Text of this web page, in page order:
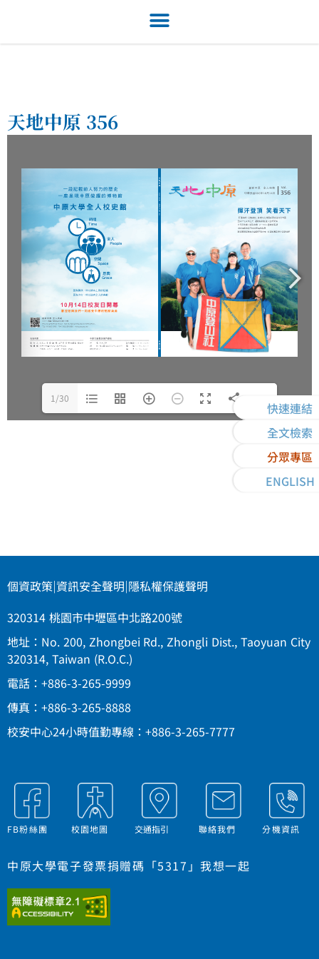
快速連結
全文檢索
分眾專區
ENGLISH
天地中原 356
1/30
個資政策|資訊安全聲明|隱私權保護聲明
320314 桃園市中壢區中北路200號
地址：No. 200, Zhongbei Rd., Zhongli Dist., Taoyuan City
320314, Taiwan (R.O.C.)
電話：+886-3-265-9999
傳真：+886-3-265-8888
校安中心24小時值勤專線：+886-3-265-7777
FB粉絲團 校園地圖 交通指引 聯絡我們 分機資訊
中原大學電子發票捐贈碼「5317」我想一起